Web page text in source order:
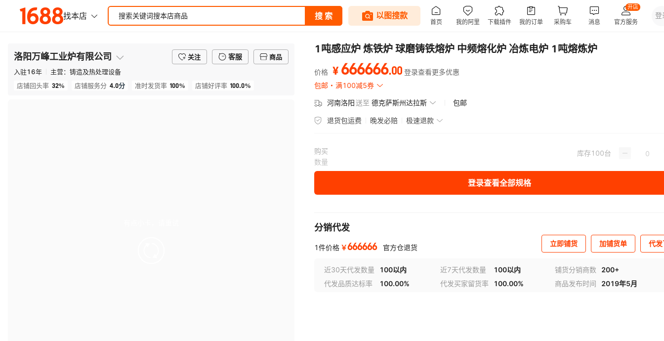
洛阳万峰工业炉有限公司 关注 客服
商品
入驻16年 主营： 铸造及热处理设备
店铺回头率 32% 店铺服务分 4.0分 准时发货率 100% 店铺好评率 100.0%
1吨感应炉 炼铁炉 球磨铸铁熔炉 中频熔化炉 冶炼电炉 1吨熔炼炉
价格 ¥ 666666.00 登录查看更多优惠
包邮
满100减5券
河南洛阳送至 德克萨斯州达拉斯 包邮
退货包运费 晚发必赔 极速退款
购买
数量
库存100台
登录查看全部规格
分销代发
1件价格 ￥666666 官方仓退货 立即铺货 加铺货单 代
近30天代发数量 100以内 近7天代发数量 100以内 铺货分销商数
200+
代发品质达标率
100.00% 代发买家留货率 100.00% 商品发布时间 2019年5月